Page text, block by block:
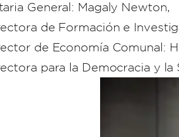
General: Magaly Newton,
de Formación e
de Economía Comunal:
para la Democracia y la